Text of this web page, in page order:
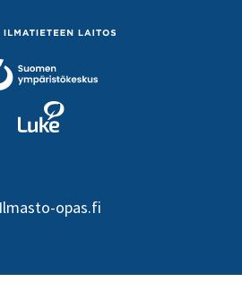
Ilmasto-opas.fi